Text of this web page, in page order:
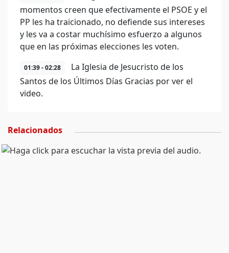
momentos creen que efectivamente el PSOE y el
PP les ha traicionado, no defiende sus intereses
y les va a costar muchísimo esfuerzo a algunos
que en las próximas elecciones les voten.
01:39 - 02:28
La Iglesia de Jesucristo de los
Santos de los Últimos Días Gracias por ver el
video.
Relacionados